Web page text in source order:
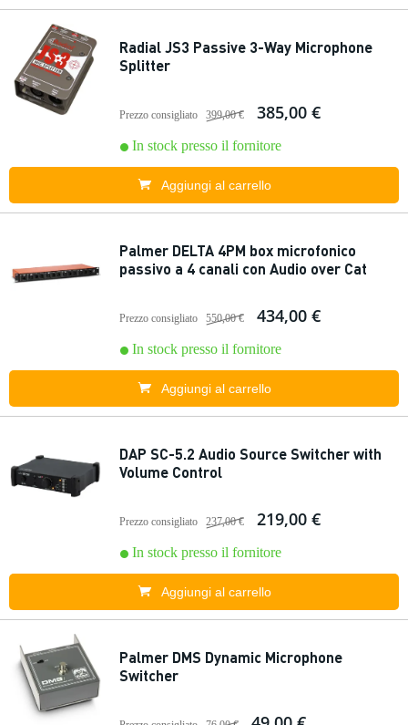
Radial JS3 Passive 3-Way Microphone
Splitter
Prezzo consigliato 399,00 € 385,00 €
In stock presso il fornitore
Aggiungi al carrello
Palmer DELTA 4PM box microfonico
passivo a 4 canali con Audio over Cat
Prezzo consigliato 550,00 € 434,00 €
In stock presso il fornitore
Aggiungi al carrello
DAP SC-5.2 Audio Source Switcher with
Volume Control
Prezzo consigliato 237,00 € 219,00 €
In stock presso il fornitore
Aggiungi al carrello
Palmer DMS Dynamic Microphone
Switcher